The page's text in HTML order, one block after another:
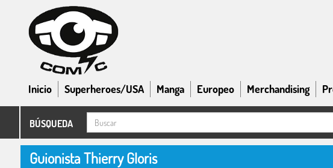
Inicio Superheroes/USA Manga Europeo Merchandising
BÚSQUEDA
Guionista Thierry Gloris